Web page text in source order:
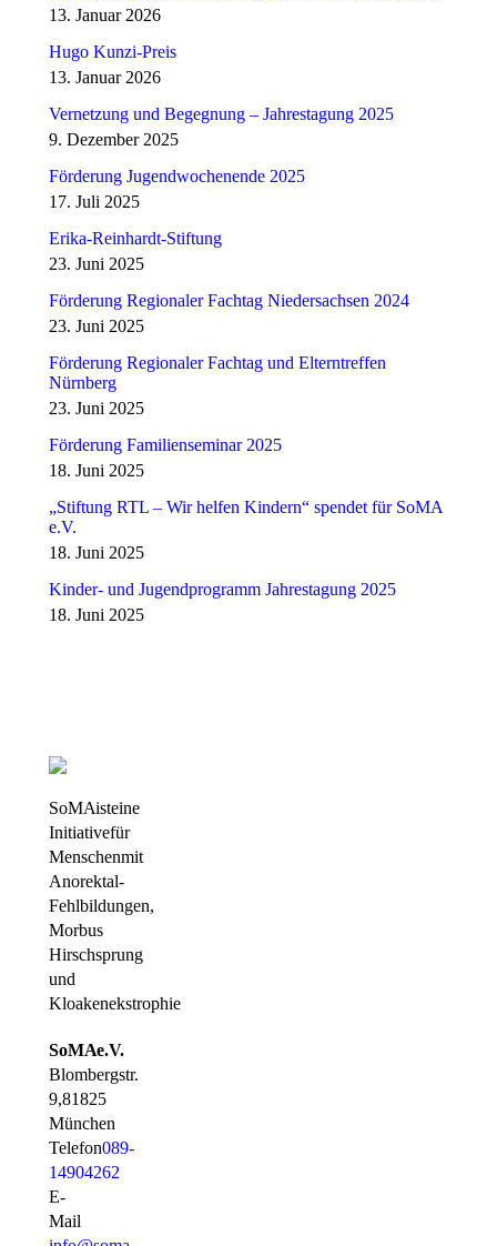
13. Januar 2026
Hugo Kunzi-Preis
13. Januar 2026
Vernetzung und Begegnung – Jahrestagung 2025
9. Dezember 2025
Förderung Jugendwochenende 2025
17. Juli 2025
Erika-Reinhardt-Stiftung
23. Juni 2025
Förderung Regionaler Fachtag Niedersachsen 2024
23. Juni 2025
Förderung Regionaler Fachtag und Elterntreffen
Nürnberg
23. Juni 2025
Förderung Familienseminar 2025
18. Juni 2025
„Stiftung RTL – Wir helfen Kindern“ spendet für SoMA
e.V.
18. Juni 2025
Kinder- und Jugendprogramm Jahrestagung 2025
18. Juni 2025
SoMA ist eine
Initiative für
Menschen mit
Anorektal-
Fehlbildungen,
Morbus
Hirschsprung
und
Kloakenekstrophie
SoMA e.V.
Blombergstr.
9, 81825
München
Telefon089-
14904262
E-
Mail